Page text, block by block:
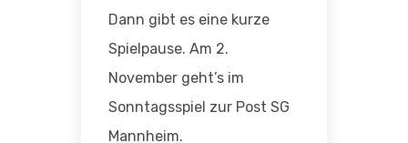
Dann gibt es eine kurze
Spielpause. Am 2.
November geht’s im
Sonntagsspiel zur Post SG
Mannheim.